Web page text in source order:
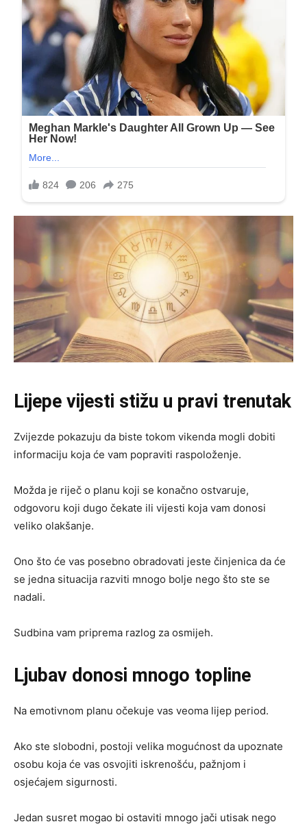
Lijepe vijesti stižu u pravi trenutak
Zvijezde pokazuju da biste tokom vikenda mogli dobiti
informaciju koja će vam popraviti raspoloženje.
Možda je riječ o planu koji se konačno ostvaruje,
odgovoru koji dugo čekate ili vijesti koja vam donosi
veliko olakšanje.
Ono što će vas posebno obradovati jeste činjenica da će
se jedna situacija razviti mnogo bolje nego što ste se
nadali.
Sudbina vam priprema razlog za osmijeh.
Ljubav donosi mnogo topline
Na emotivnom planu očekuje vas veoma lijep period.
Ako ste slobodni, postoji velika mogućnost da upoznate
osobu koja će vas osvojiti iskrenošću, pažnjom i
osjećajem sigurnosti.
Jedan susret mogao bi ostaviti mnogo jači utisak nego